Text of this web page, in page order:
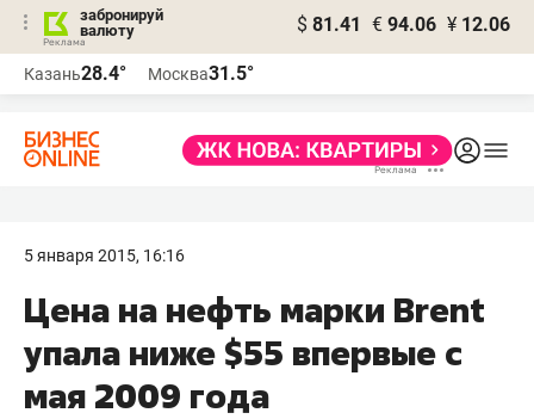
забронируй
валюту
$ 81.41 € 94.06 ¥ 12.06
Казань28.4° Москва31.5°
5 января 2015, 16:16
Цена на нефть марки Brent
упала ниже $55 впервые с
мая 2009 года